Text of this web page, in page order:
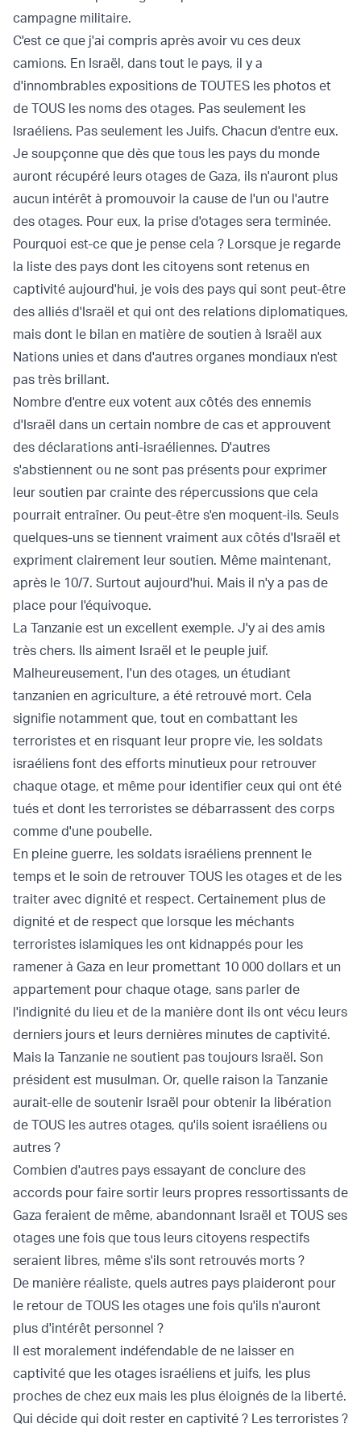
campagne militaire.
C'est ce que j'ai compris après avoir vu ces deux
camions. En Israël, dans tout le pays, il y a
d'innombrables expositions de TOUTES les photos et
de TOUS les noms des otages. Pas seulement les
Israéliens. Pas seulement les Juifs. Chacun d'entre eux.
Je soupçonne que dès que tous les pays du monde
auront récupéré leurs otages de Gaza, ils n'auront plus
aucun intérêt à promouvoir la cause de l'un ou l'autre
des otages. Pour eux, la prise d'otages sera terminée.
Pourquoi est-ce que je pense cela ? Lorsque je regarde
la liste des pays dont les citoyens sont retenus en
captivité aujourd'hui, je vois des pays qui sont peut-être
des alliés d'Israël et qui ont des relations diplomatiques,
mais dont le bilan en matière de soutien à Israël aux
Nations unies et dans d'autres organes mondiaux n'est
pas très brillant.
Nombre d'entre eux votent aux côtés des ennemis
d'Israël dans un certain nombre de cas et approuvent
des déclarations anti-israéliennes. D'autres
s'abstiennent ou ne sont pas présents pour exprimer
leur soutien par crainte des répercussions que cela
pourrait entraîner. Ou peut-être s'en moquent-ils. Seuls
quelques-uns se tiennent vraiment aux côtés d'Israël et
expriment clairement leur soutien. Même maintenant,
après le 10/7. Surtout aujourd'hui. Mais il n'y a pas de
place pour l'équivoque.
La Tanzanie est un excellent exemple. J'y ai des amis
très chers. Ils aiment Israël et le peuple juif.
Malheureusement, l'un des otages, un étudiant
tanzanien en agriculture, a été retrouvé mort. Cela
signifie notamment que, tout en combattant les
terroristes et en risquant leur propre vie, les soldats
israéliens font des efforts minutieux pour retrouver
chaque otage, et même pour identifier ceux qui ont été
tués et dont les terroristes se débarrassent des corps
comme d'une poubelle.
En pleine guerre, les soldats israéliens prennent le
temps et le soin de retrouver TOUS les otages et de les
traiter avec dignité et respect. Certainement plus de
dignité et de respect que lorsque les méchants
terroristes islamiques les ont kidnappés pour les
ramener à Gaza en leur promettant 10 000 dollars et un
appartement pour chaque otage, sans parler de
l'indignité du lieu et de la manière dont ils ont vécu leurs
derniers jours et leurs dernières minutes de captivité.
Mais la Tanzanie ne soutient pas toujours Israël. Son
président est musulman. Or, quelle raison la Tanzanie
aurait-elle de soutenir Israël pour obtenir la libération
de TOUS les autres otages, qu'ils soient israéliens ou
autres ?
Combien d'autres pays essayant de conclure des
accords pour faire sortir leurs propres ressortissants de
Gaza feraient de même, abandonnant Israël et TOUS ses
otages une fois que tous leurs citoyens respectifs
seraient libres, même s'ils sont retrouvés morts ?
De manière réaliste, quels autres pays plaideront pour
le retour de TOUS les otages une fois qu'ils n'auront
plus d'intérêt personnel ?
Il est moralement indéfendable de ne laisser en
captivité que les otages israéliens et juifs, les plus
proches de chez eux mais les plus éloignés de la liberté.
Qui décide qui doit rester en captivité ? Les terroristes ?